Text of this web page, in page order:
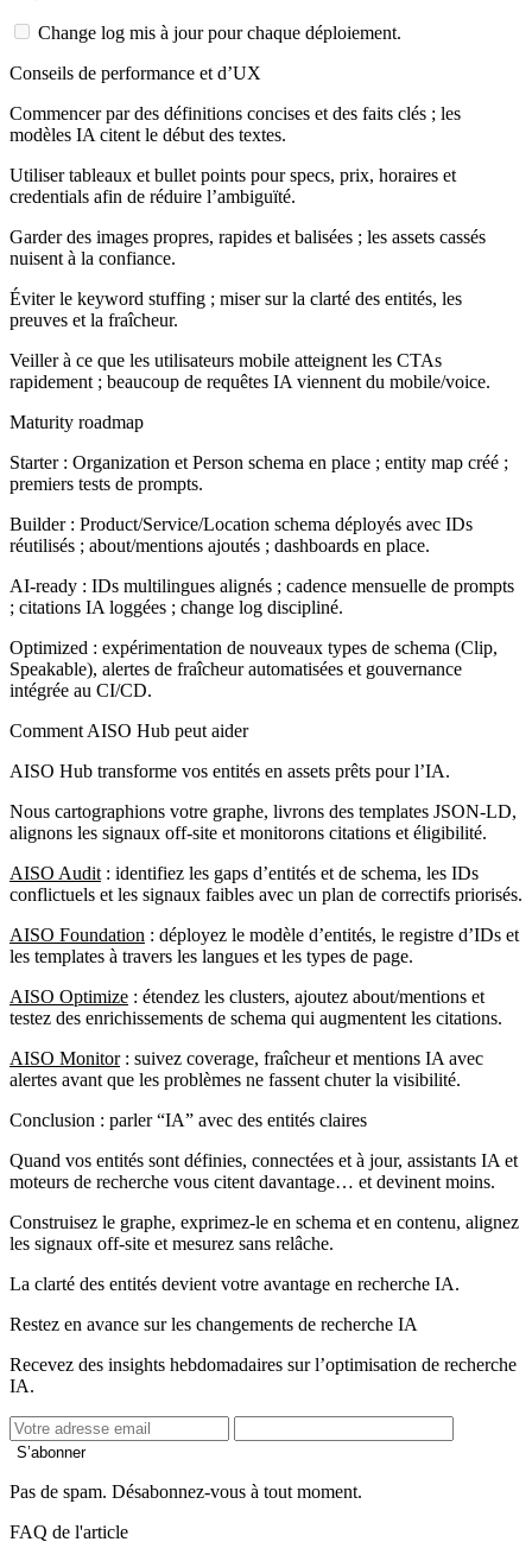
Change log mis à jour pour chaque déploiement.
Conseils de performance et d’UX
Commencer par des définitions concises et des faits clés ; les
modèles IA citent le début des textes.
Utiliser tableaux et bullet points pour specs, prix, horaires et
credentials afin de réduire l’ambiguïté.
Garder des images propres, rapides et balisées ; les assets cassés
nuisent à la confiance.
Éviter le keyword stuffing ; miser sur la clarté des entités, les
preuves et la fraîcheur.
Veiller à ce que les utilisateurs mobile atteignent les CTAs
rapidement ; beaucoup de requêtes IA viennent du mobile/voice.
Maturity roadmap
Starter : Organization et Person schema en place ; entity map créé ;
premiers tests de prompts.
Builder : Product/Service/Location schema déployés avec IDs
réutilisés ; about/mentions ajoutés ; dashboards en place.
AI-ready : IDs multilingues alignés ; cadence mensuelle de prompts
; citations IA loggées ; change log discipliné.
Optimized : expérimentation de nouveaux types de schema (Clip,
Speakable), alertes de fraîcheur automatisées et gouvernance
intégrée au CI/CD.
Comment AISO Hub peut aider
AISO Hub transforme vos entités en assets prêts pour l’IA.
Nous cartographions votre graphe, livrons des templates JSON-LD,
alignons les signaux off-site et monitorons citations et éligibilité.
AISO Audit : identifiez les gaps d’entités et de schema, les IDs
conflictuels et les signaux faibles avec un plan de correctifs priorisés.
AISO Foundation : déployez le modèle d’entités, le registre d’IDs et
les templates à travers les langues et les types de page.
AISO Optimize : étendez les clusters, ajoutez about/mentions et
testez des enrichissements de schema qui augmentent les citations.
AISO Monitor: suivez coverage, fraîcheur et mentions IA avec
alertes avant que les problèmes ne fassent chuter la visibilité.
Conclusion : parler “IA” avec des entités claires
Quand vos entités sont définies, connectées et à jour, assistants IA et
moteurs de recherche vous citent davantage… et devinent moins.
Construisez le graphe, exprimez-le en schema et en contenu, alignez
les signaux off-site et mesurez sans relâche.
La clarté des entités devient votre avantage en recherche IA.
Restez en avance sur les changements de recherche IA
Recevez des insights hebdomadaires sur l’optimisation de recherche
IA.
S’abonner
Pas de spam. Désabonnez-vous à tout moment.
FAQ de l'article